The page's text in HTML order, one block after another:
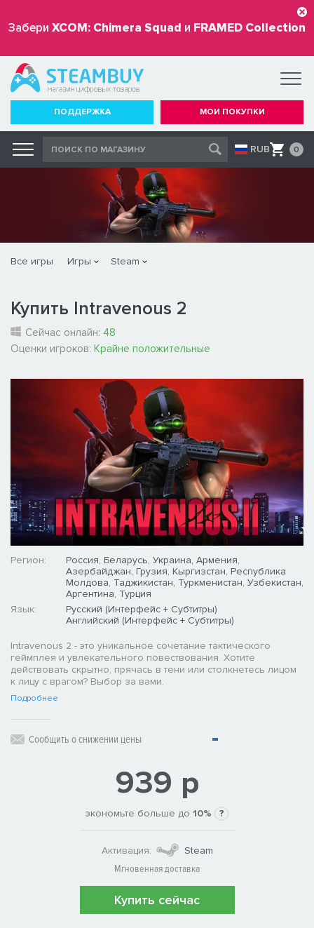
Забери XCOM: Chimera Squad и FRAMED Collection
бесплатно
ПОДДЕРЖКА МОИ ПОКУПКИ
RUB 0
Все игры Игры Steam
Купить Intravenous 2
Сейчас онлайн: 48
Оценки игроков: Крайне положительные
Регион:
Россия, Беларусь, Украина, Армения,
Азербайджан, Грузия, Кыргизстан, Республика
Молдова, Таджикистан, Туркменистан, Узбекистан,
Аргентина, Турция
Язык:
Русский (Интерфейс + Субтитры)
Английский (Интерфейс + Субтитры)
Intravenous 2 - это уникальное сочетание тактического
геймплея и увлекательного повествования. Хотите
действовать скрытно, прячась в тени или столкнетесь лицом
к лицу с врагом? Выбор за вами.
Подробнее
Сообщить о снижении цены
939 р
экономьте больше до 10% ?
Активация:
Steam
Мгновенная доставка
Купить сейчас